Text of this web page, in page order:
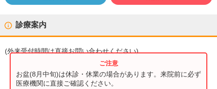
診療案内
(外来受付時間は直接お問い合わせください)
お盆(8月中旬)は休診・休業の場合があります。来院前に必ず
医療機関に直接ご確認ください。